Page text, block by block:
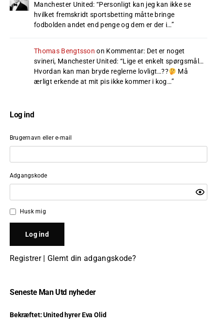
Manchester United: “Personligt kan jeg kan ikke se
hvilket fremskridt sportsbetting måtte bringe
fodbolden andet end penge og dem er der i…”
Thomas Bengtsson on Kommentar: Det er noget
svineri, Manchester United: “Lige et enkelt spørgsmål…
Hvordan kan man bryde reglerne lovligt…??
Må
ærligt erkende at mit pis ikke kommer i kog…”
Log ind
Brugernavn eller e-mail
Adgangskode
Husk mig
Registrer| Glemt din adgangskode?
Seneste Man Utd nyheder
Bekræftet: United hyrer Eva Olid